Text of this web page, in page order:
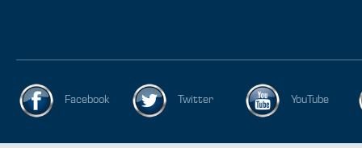
Facebook Twitter YouTube